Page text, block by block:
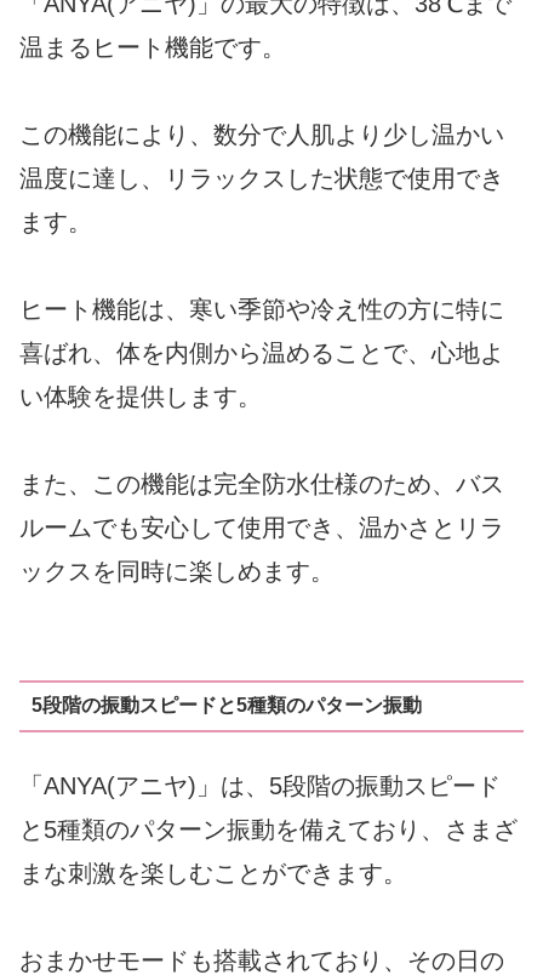
温まるヒート機能です。
この機能により、数分で人肌より少し温かい
温度に達し、リラックスした状態で使用でき
ます。
ヒート機能は、寒い季節や冷え性の方に特に
喜ばれ、体を内側から温めることで、心地よ
い体験を提供します。
また、この機能は完全防水仕様のため、バス
ルームでも安心して使用でき、温かさとリラ
ックスを同時に楽しめます。
5段階の振動スピードと5種類のパターン振動
「ANYA(アニヤ)」は、5段階の振動スピード
と5種類のパターン振動を備えており、さまざ
まな刺激を楽しむことができます。
おまかせモードも搭載されており、その日の